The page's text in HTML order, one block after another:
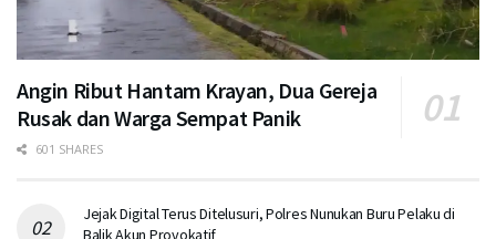
Angin Ribut Hantam Krayan, Dua Gereja
Rusak dan Warga Sempat Panik
601 SHARES
Jejak Digital Terus Ditelusuri, Polres Nunukan Buru Pelaku di
Balik Akun Provokatif